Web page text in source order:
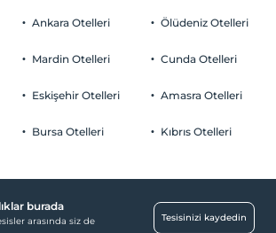
Otopark
Ücretsiz Özel Otopark
bebekler ücretsizdir.
12 yaşına kadar ücretsizdir
Ankara Otelleri
Mardin Otelleri
Eskişehir Otelleri
Bursa Otelleri
Ölüdeniz Otelleri
Cunda Otelleri
Amasra Otelleri
Kıbrıs Otelleri
burada
arasında siz de
Tesisinizi kaydedin